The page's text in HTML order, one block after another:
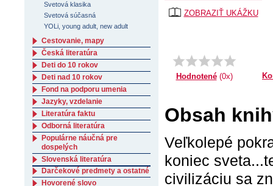
ZOBRAZIŤ UKÁŽKU
Hodnotené(0x)
Obsah
Veľkolepé
koniec
civilizáciu sa
Svetová klasika
Svetová súčasná
YOLi, young adult, new adult
Cestovanie, mapy
Česká literatúra
Deti do 10 rokov
Deti nad 10 rokov
Fond na podporu umenia
Jazyky, vzdelanie
Literatúra faktu
Odborná literatúra
Populárne náučná pre
dospelých
Slovenská literatúra
Darčekové predmety a ostatné
Hovorené slovo